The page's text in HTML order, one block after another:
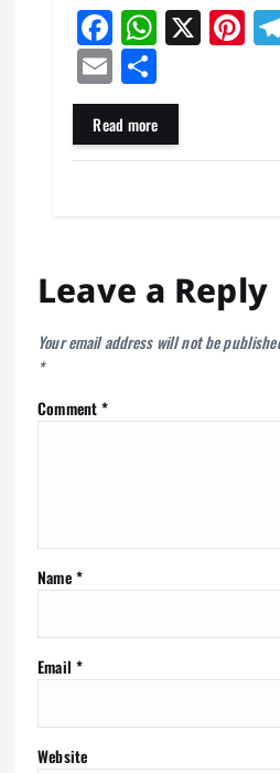
Fa
ce
bo
ok
W
ha
ts
A
pp
X Pi
nt
t
E
m
ail
Sh
ar
e
Read more
Leave a Reply
Your email address will not be
*
Comment*
Name*
Email *
Website